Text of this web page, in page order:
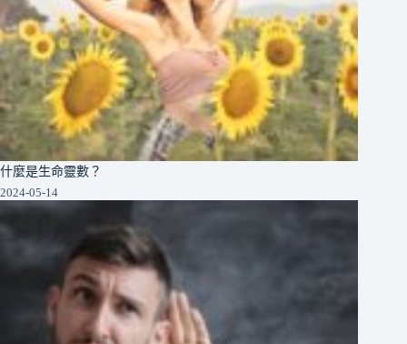
什麼是生命靈數？
2024-05-14